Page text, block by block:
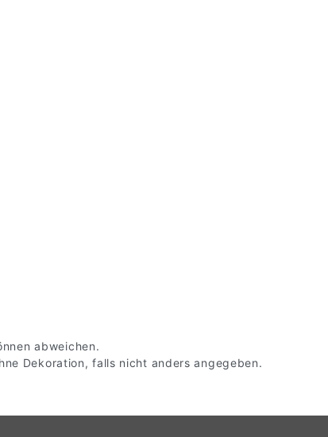
abweichen.
Dekoration, falls nicht anders angegeben.